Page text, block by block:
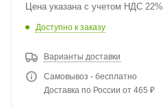
Цена указана с учетом НДС 22%
Доступно к заказу
Варианты доставки
Самовывоз - бесплатно
Доставка по России от 465 ₽